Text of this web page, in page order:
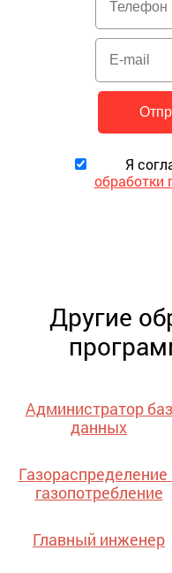
Я
обработки
Другие
Администратор баз
данных
Газораспределение
газопотребление
Главный инженер